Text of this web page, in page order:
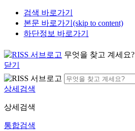
검색 바로가기
본문 바로가기(skip to content)
하단정보 바로가기
무엇을 찾고 계세요?
닫기
상세검색
상세검색
통합검색